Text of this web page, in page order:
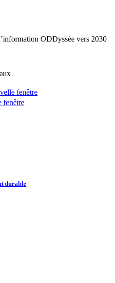
ODDyssée vers 2030
fenêtre
fenêtre
durable